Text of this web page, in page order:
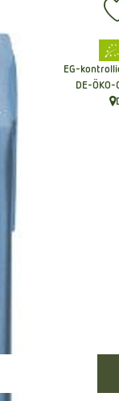
,
EG-
,DE-ÖKO-
,